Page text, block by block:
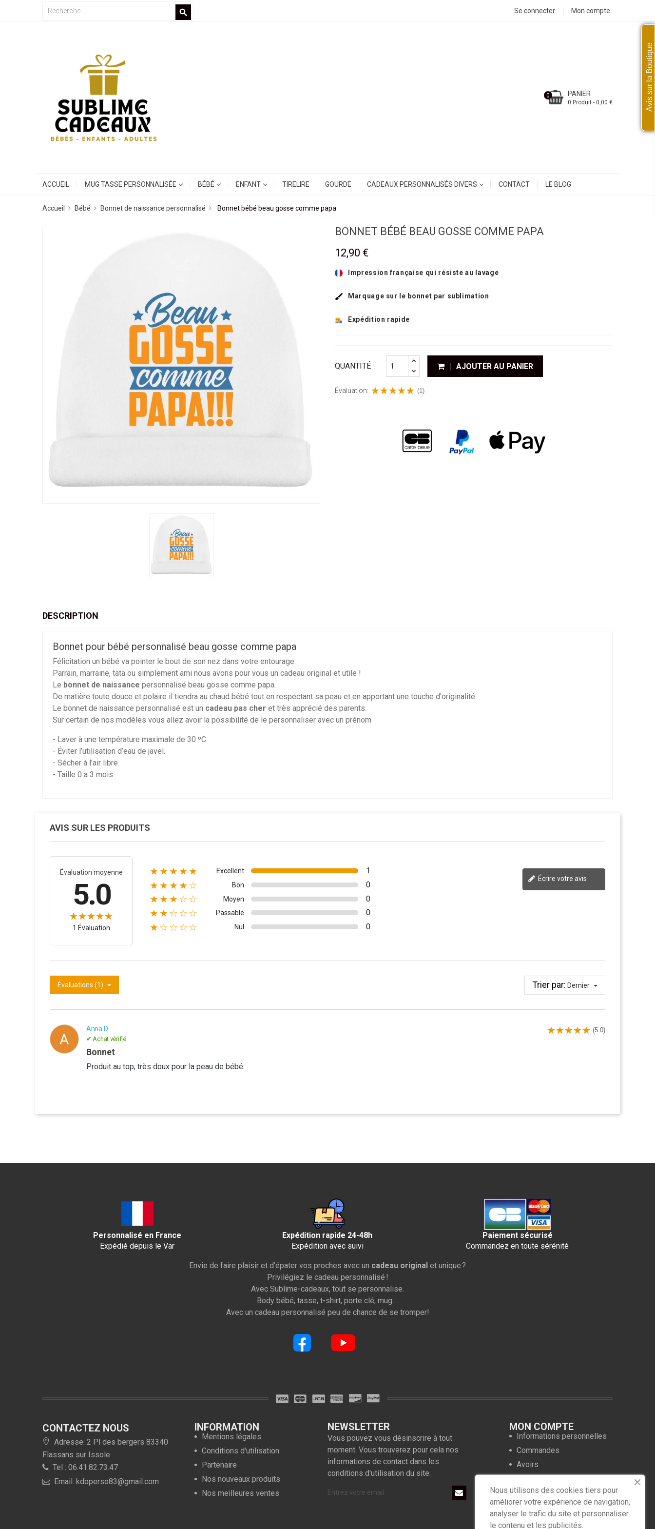
search Se connecter Mon compte
PANIER
0 Produit - 0,00 €
0
ACCUEIL MUG TASSE PERSONNALISÉE BÉBÉ ENFANT TIRELIRE GOURDE CADEAUX PERSONNALISÉS DIVERS CONTACT LE BLOG
Accueil Bébé Bonnet de naissance personnalisé Bonnet bébé beau gosse comme papa
BONNET BÉBÉ BEAU GOSSE COMME PAPA
12,90 €
Impression française qui résiste au lavage
Marquage sur le bonnet par sublimation
Expédition rapide
QUANTITÉ AJOUTER AU PANIER
Évaluation: (1)
DESCRIPTION
Bonnet pour bébé personnalisé beau gosse comme papa
Félicitation un bébé va pointer le bout de son nez dans votre entourage.
Parrain, marraine, tata ou simplement ami nous avons pour vous un cadeau original et utile !
Le bonnet de naissance personnalisé beau gosse comme papa.
De matière toute douce et polaire il tiendra au chaud bébé tout en respectant sa peau et en apportant une touche d'originalité.
Le bonnet de naissance personnalisé est un cadeau pas cher et très apprécié des parents.
Sur certain de nos modèles vous allez avoir la possibilité de le personnaliser avec un prénom
- Laver à une température maximale de 30 ºC
- Éviter l’utilisation d’eau de javel.
- Sécher à l’air libre.
- Taille 0 a 3 mois
AVIS SUR LES PRODUITS
Évaluation moyenne
5.0
1 Évaluation
★★★★★ Excellent 1
★★★★☆ Bon 0
★★★☆☆ Moyen 0
★★☆☆☆ Passable 0
★☆☆☆☆ Nul 0
Écrire votre avis
Évaluations (1) Trier par: Dernier
A
Anna D
✔ Achat vérifié
(5.0)
Bonnet
Produit au top, très doux pour la peau de bébé
Personnalisé en France
Expédié depuis le Var
Expédition rapide 24-48h
Expédition avec suivi
Paiement sécurisé
Commandez en toute sérénité
Envie de faire plaisir et d’épater vos proches avec un cadeau original et unique ?
Privilégiez le cadeau personnalisé !
Avec Sublime-cadeaux, tout se personnalise.
Body bébé, tasse, t-shirt, porte clé, mug....
Avec un cadeau personnalisé peu de chance de se tromper!
CONTACTEZ NOUS
Adresse: 2 Pl des bergers 83340
Flassans sur Issole
Tel : 06.41.82.73.47
Email: kdoperso83@gmail.com
INFORMATION
Mentions légales
Conditions d'utilisation
Partenaire
Nos nouveaux produits
Nos meilleures ventes
NEWSLETTER
Vous pouvez vous désinscrire à tout
moment. Vous trouverez pour cela nos
informations de contact dans les
conditions d'utilisation du site.
MON COMPTE
Informations personnelles
Commandes
Avoirs
Bons de réduction
Avis sur la Boutique
Nous utilisons des cookies tiers pour
améliorer votre expérience de navigation,
analyser le trafic du site et personnaliser
le contenu et les publicités.